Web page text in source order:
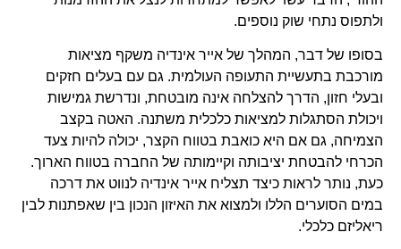
ולתפוס נתחי שוק נוספים.
בסופו של דבר, המהלך של אייר אינדיה משקף מציאות
מורכבת בתעשיית התעופה העולמית. גם עם בעלים חזקים
ובעלי חזון, הדרך להצלחה אינה מובטחת, ונדרשת גמישות
ויכולת הסתגלות למציאות כלכלית משתנה. האטה בקצב
הצמיחה, גם אם היא כואבת בטווח הקצר, יכולה להיות צעד
הכרחי להבטחת יציבותה וקיימותה של החברה בטווח הארוך.
כעת, נותר לראות כיצד תצליח אייר אינדיה לנווט את דרכה
במים הסוערים הללו ולמצוא את האיזון הנכון בין שאפתנות לבין
ריאליזם כלכלי.